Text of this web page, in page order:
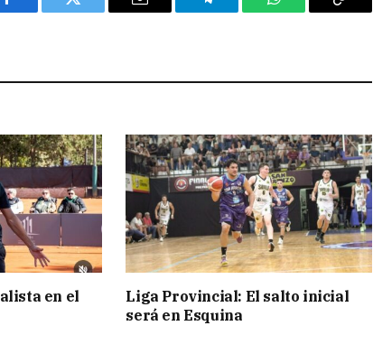
Facebook Twitter Email Telegram WhatsAppCopy
en el
Liga Provincial: El salto inicial
será en Esquina